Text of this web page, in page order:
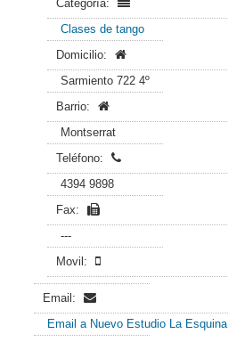
Categoría:
Clases de tango
Domicilio:
Sarmiento 722 4º
Barrio:
Montserrat
Teléfono:
4394 9898
Fax:
---
Movil:
Email:
Email a Nuevo Estudio La Esquina